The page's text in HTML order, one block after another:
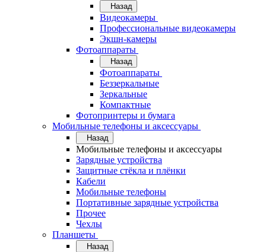
Назад
Видеокамеры
Профессиональные видеокамеры
Экшн-камеры
Фотоаппараты
Назад
Фотоаппараты
Беззеркальные
Зеркальные
Компактные
Фотопринтеры и бумага
Мобильные телефоны и аксессуары
Назад
Мобильные телефоны и аксессуары
Зарядные устройства
Защитные стёкла и плёнки
Кабели
Мобильные телефоны
Портативные зарядные устройства
Прочее
Чехлы
Планшеты
Назад